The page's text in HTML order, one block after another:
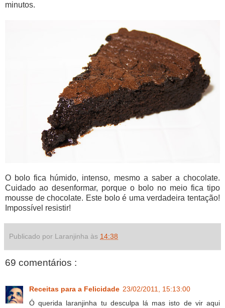
minutos.
O bolo fica húmido, intenso, mesmo a saber a chocolate.
Cuidado ao desenformar, porque o bolo no meio fica tipo
mousse de chocolate. Este bolo é uma verdadeira tentação!
Impossível resistir!
Publicado por Laranjinha às 14:38
69 comentários :
Receitas para a Felicidade 23/02/2011, 15:13:00
Ó querida laranjinha tu desculpa lá mas isto de vir aqui